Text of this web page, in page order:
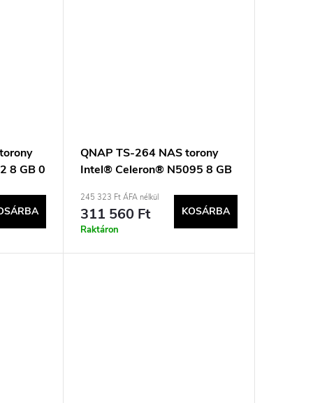
8 GB 0
QNAP TS-264 NAS torony
Intel® Celeron® N5095 8 GB
Arany
245 323 Ft ÁFA nélkül
311 560 Ft
Raktáron
KOSÁRBA